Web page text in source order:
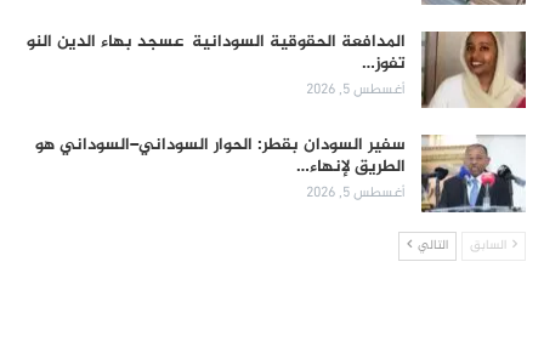
المدافعة الحقوقية السودانية عسجد بهاء الدين النو
تفوز…
أغسطس 5, 2026
سفير السودان بقطر: الحوار السوداني–السوداني هو
الطريق لإنهاء…
أغسطس 5, 2026
السابق التالي